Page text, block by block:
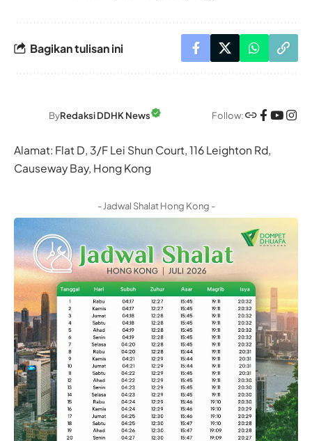
Bagikan tulisan ini
ByRedaksi DDHK News Follow:
Alamat: Flat D, 3/F Lei Shun Court, 116 Leighton Rd,
Causeway Bay, Hong Kong
- Jadwal Shalat Hong Kong -